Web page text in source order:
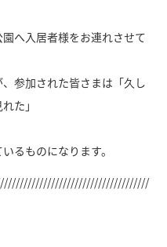
へ入居者様をお連れさせて
参加された皆さまは「久し
た」
るものになります。